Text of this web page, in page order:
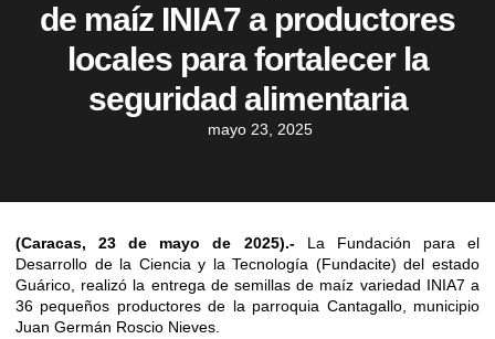
de maíz INIA7 a productores
locales para fortalecer la
seguridad alimentaria
mayo 23, 2025
(Caracas, 23 de mayo de 2025).-La Fundación para el
Desarrollo de la Ciencia y la Tecnología (Fundacite) del estado
Guárico, realizó la entrega de semillas de maíz variedad INIA7 a
36 pequeños productores de la parroquia Cantagallo, municipio
Juan Germán Roscio Nieves.